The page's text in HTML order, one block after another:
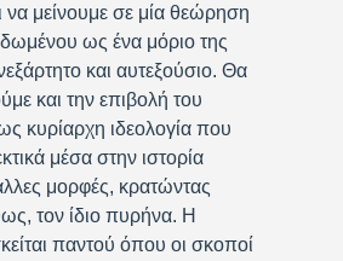
να μείνουμε σε μία θεώρηση
ως ένα μόριο της
και αυτεξούσιο. Θα
και την επιβολή του
κυρίαρχη ιδεολογία που
μέσα στην ιστορία
μορφές, κρατώντας
τον ίδιο πυρήνα. Η
παντού όπου οι σκοποί